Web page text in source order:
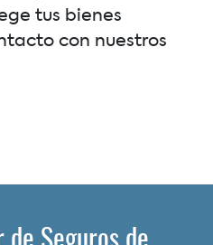
tus bienes
con nuestros